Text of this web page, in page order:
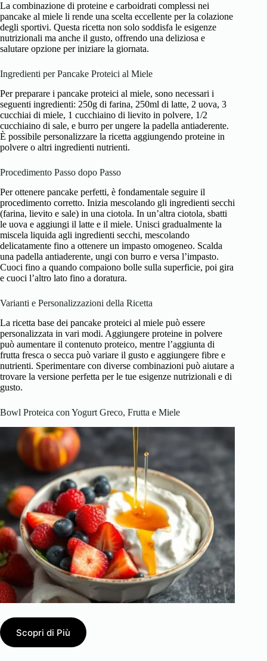
La combinazione di proteine e carboidrati complessi nei
pancake al miele li rende una scelta eccellente per la colazione
degli sportivi. Questa ricetta non solo soddisfa le esigenze
nutrizionali ma anche il gusto, offrendo una deliziosa e
salutare opzione per iniziare la giornata.
Ingredienti per Pancake Proteici al Miele
Per preparare i pancake proteici al miele, sono necessari i
seguenti ingredienti: 250g di farina, 250ml di latte, 2 uova, 3
cucchiai di miele, 1 cucchiaino di lievito in polvere, 1/2
cucchiaino di sale, e burro per ungere la padella antiaderente.
È possibile personalizzare la ricetta aggiungendo proteine in
polvere o altri ingredienti nutrienti.
Procedimento Passo dopo Passo
Per ottenere pancake perfetti, è fondamentale seguire il
procedimento corretto. Inizia mescolando gli ingredienti secchi
(farina, lievito e sale) in una ciotola. In un’altra ciotola, sbatti
le uova e aggiungi il latte e il miele. Unisci gradualmente la
miscela liquida agli ingredienti secchi, mescolando
delicatamente fino a ottenere un impasto omogeneo. Scalda
una padella antiaderente, ungi con burro e versa l’impasto.
Cuoci fino a quando compaiono bolle sulla superficie, poi gira
e cuoci l’altro lato fino a doratura.
Varianti e Personalizzazioni della Ricetta
La ricetta base dei pancake proteici al miele può essere
personalizzata in vari modi. Aggiungere proteine in polvere
può aumentare il contenuto proteico, mentre l’aggiunta di
frutta fresca o secca può variare il gusto e aggiungere fibre e
nutrienti. Sperimentare con diverse combinazioni può aiutare a
trovare la versione perfetta per le tue esigenze nutrizionali e di
gusto.
Bowl Proteica con Yogurt Greco, Frutta e Miele
Scopri di Più